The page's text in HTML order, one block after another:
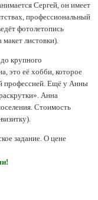
Сергей, он имеет
профессиональный
фотолетопись
листовки).
крупного
это её хобби, которое
профессией. Ещё у Анны
Анна
Стоимость
задание. О цене